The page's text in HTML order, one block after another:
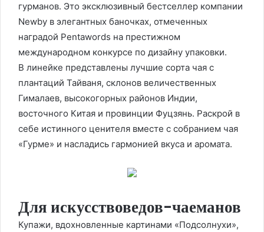
гурманов. Это эксклюзивный бестселлер компании
Newby в элегантных баночках, отмеченных
наградой Pentawords на престижном
международном конкурсе по дизайну упаковки.
В линейке представлены лучшие сорта чая с
плантаций Тайваня, склонов величественных
Гималаев, высокогорных районов Индии,
восточного Китая и провинции Фуцзянь. Раскрой в
себе истинного ценителя вместе с собранием чая
«Гурме» и насладись гармонией вкуса и аромата.
Для искусствоведов-чаеманов
Купажи, вдохновленные картинами «Подсолнухи»,